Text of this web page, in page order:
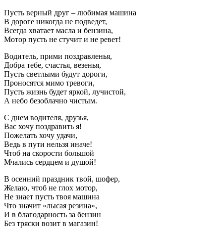
Пусть верный друг – любимая машина
В дороге никогда не подведет,
Всегда хватает масла и бензина,
Мотор пусть не стучит и не ревет!
Водитель, прими поздравленья,
Добра тебе, счастья, везенья,
Пусть светлыми будут дороги,
Проносятся мимо тревоги,
Пусть жизнь будет яркой, лучистой,
А небо безоблачно чистым.
С днем водителя, друзья,
Вас хочу поздравить я!
Пожелать хочу удачи,
Ведь в пути нельзя иначе!
Чтоб на скорости большой
Мчались сердцем и душой!
В осенний праздник твой, шофер,
Желаю, чтоб не глох мотор,
Не знает пусть твоя машина
Что значит «лысая резина»,
И в благодарность за бензин
Без тряски возит в магазин!